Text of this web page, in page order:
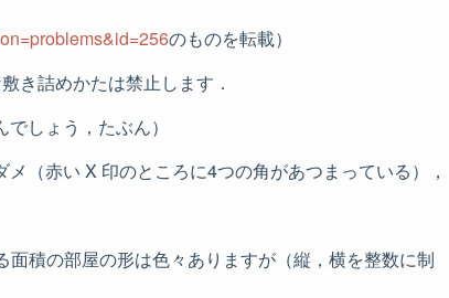
のものを転載）
き詰めかたは禁止します．
しょう，たぶん）
（赤い X 印のところに4つの角があつまっている），
積の部屋の形は色々ありますが（縦，横を整数に制